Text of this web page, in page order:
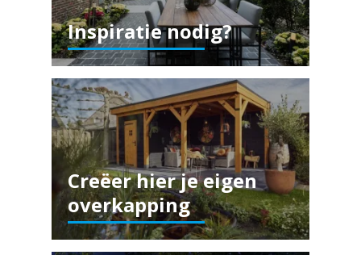
Inspiratie nodig?
Creëer hier je eigen
overkapping